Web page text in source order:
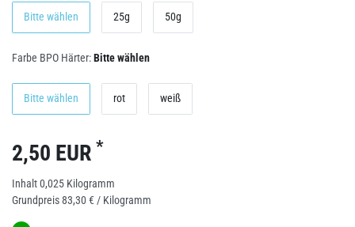
Bitte wählen 25g 50g
Farbe BPO Härter:Bitte wählen
Bitte wählen rot weiß
2,50 EUR *
Inhalt0,025 Kilogramm
Grundpreis83,30 € / Kilogramm